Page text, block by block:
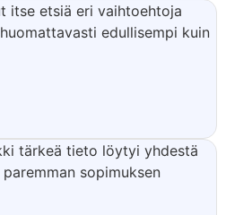
itse etsiä eri vaihtoehtoja
edullisempi kuin
tärkeä tieto löytyi yhdestä
sopimuksen